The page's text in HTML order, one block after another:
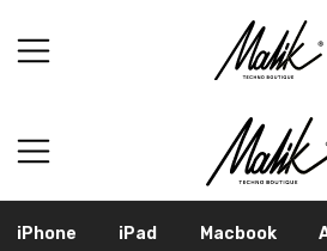
iPhone Apple Watch